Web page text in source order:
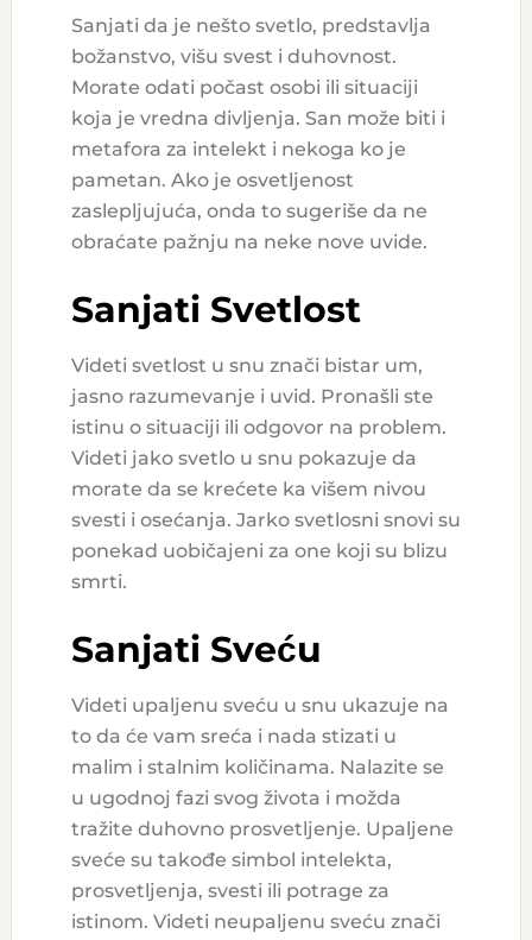
Sanjati da je nešto svetlo, predstavlja
božanstvo, višu svest i duhovnost.
Morate odati počast osobi ili situaciji
koja je vredna divljenja. San može biti i
metafora za intelekt i nekoga ko je
pametan. Ako je osvetljenost
zaslepljujuća, onda to sugeriše da ne
obraćate pažnju na neke nove uvide.
Sanjati Svetlost
Videti svetlost u snu znači bistar um,
jasno razumevanje i uvid. Pronašli ste
istinu o situaciji ili odgovor na problem.
Videti jako svetlo u snu pokazuje da
morate da se krećete ka višem nivou
svesti i osećanja. Jarko svetlosni snovi su
ponekad uobičajeni za one koji su blizu
smrti.
Sanjati Sveću
Videti upaljenu sveću u snu ukazuje na
to da će vam sreća i nada stizati u
malim i stalnim količinama. Nalazite se
u ugodnoj fazi svog života i možda
tražite duhovno prosvetljenje. Upaljene
sveće su takođe simbol intelekta,
prosvetljenja, svesti ili potrage za
istinom. Videti neupaljenu sveću znači